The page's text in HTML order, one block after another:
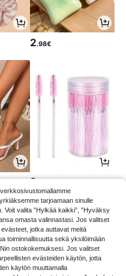
2.98€
2
tarjoamaan sinulle
valita ”Hylkää kaikki”, ”Hyväksy
omasta valinnastasi. Jos valitset
jotka auttavat meitä
toiminnallisuutta sekä yksilöimään
ostokokemuksesi. Jos valitset
evästeiden käytön, jotta
käytön muuttamalla